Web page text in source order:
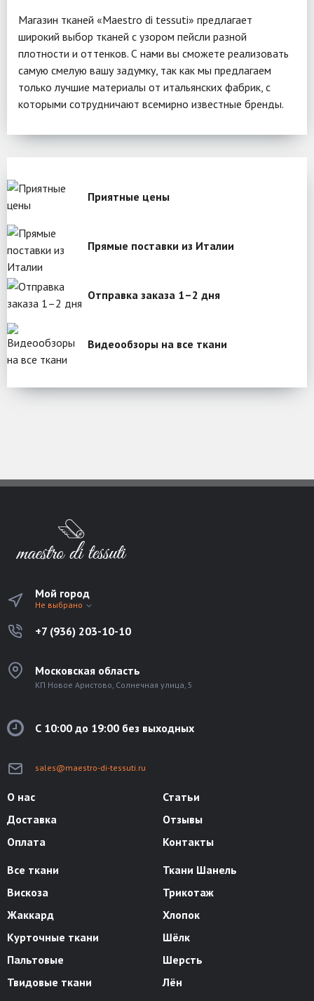
Магазин тканей «Maestro di tessuti» предлагает
широкий выбор тканей с узором пейсли разной
плотности и оттенков. С нами вы сможете реализовать
самую смелую вашу задумку, так как мы предлагаем
только лучшие материалы от итальянских фабрик, с
которыми сотрудничают всемирно известные бренды.
Приятные цены
Прямые поставки из Италии
Отправка заказа 1–2 дня
Видеообзоры на все ткани
Мой город
Не выбрано
+7 (936) 203-10-10
Московская область
КП Новое Аристово, Солнечная улица, 5
С 10:00 до 19:00 без выходных
sales@maestro-di-tessuti.ru
О нас
Доставка
Оплата
Статьи
Отзывы
Контакты
Все ткани
Вискоза
Жаккард
Курточные ткани
Пальтовые
Твидовые ткани
Ткани Шанель
Трикотаж
Хлопок
Шёлк
Шерсть
Лён